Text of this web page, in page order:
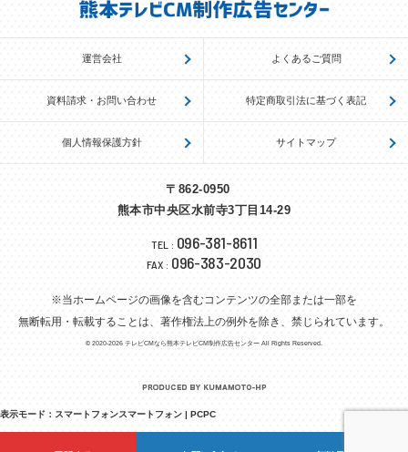
運営会社 よくあるご質問
資料請求・お問い合わせ 特定商取引法に基づく表記
個人情報保護方針 サイトマップ
〒862-0950
熊本市中央区水前寺3丁目14-29
TEL : 096-381-8611
FAX : 096-383-2030
※当ホームページの画像を含むコンテンツの全部または一部を
無断転用・転載することは、著作権法上の例外を除き、禁じられています。
© 2020-2026 テレビCMなら熊本テレビCM制作広告センター All Rights Reserved.
表示モード： スマートフォンスマートフォン | PCPC